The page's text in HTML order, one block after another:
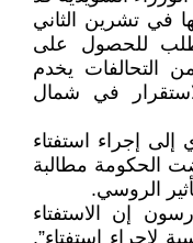
في تشرين الثاني
بطلب للحصول على
التحالفات يخدم
في شمال
إجراء استفتاء
الحكومة مطالبة
الروسي.
إن الاستفتاء
لإجراء استفتاء”.